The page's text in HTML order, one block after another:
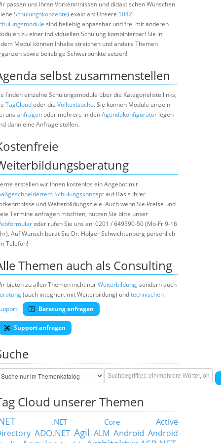
passen uns Ihren Vorkenntnissen und didaktischen Wünschen
Schulungskonzepte) exakt an: Unsere 1042
sind beliebig anpassbar und frei mit anderen
zu einer individuellen Schulung kombinierbar! Sie in
Modul können Inhalte streichen und andere Themen
sowie beliebige Schwerpunkte setzen!
selbst zusammenstellen
finden einzelne Schulungsmodule über die Kategorieliste links,
TagCloudoder die Volltextsuche. Sie können Module einzeln
uns anfragenoder mehrere in denAgendakonfigurator legen
dann eine Anfrage stellen.
erstellen wir Ihnen kostenlos ein Angebot mit
Schulungskonzeptauf Basis Ihrer
und Weiterbildungsziele. Auch wenn Sie Preise und
Termine anfragen möchten, nutzen Sie bitte unser
oder rufen Sie uns an: 0201 / 649590-50 (Mo-Fr 9-16
Auf Wunsch berät Sie Dr. Holger Schwichtenberg persönlich
Telefon!
Themen auch als Consulting
bieten zu allen Themen nicht nurWeiterbildung, sondern auch
(auch integriert mit Weiterbildung) undtechnischen
. Beratung anfragen
Support anfragen
Cloud unserer Themen
.NET Core
Active
ADO.NET Agil ALM Android Android